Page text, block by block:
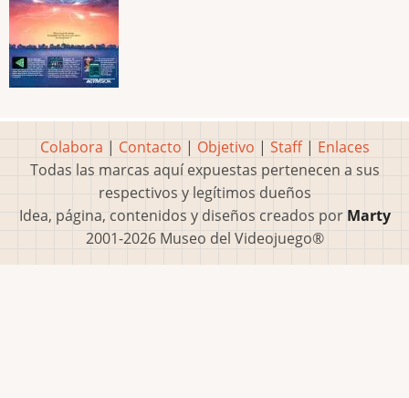
Colabora | Contacto | Objetivo | Staff| Enlaces
Todas las marcas aquí expuestas pertenecen a sus
respectivos y legítimos dueños
Idea, página, contenidos y diseños creados por Marty
2001-2026 Museo del Videojuego®